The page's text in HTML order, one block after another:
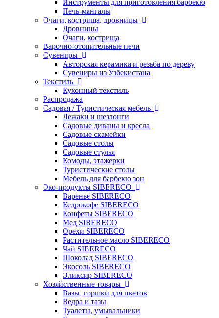
Инструменты для приготовления барбекю
Печь-мангалы
Очаги, кострища, дровницы
Дровницы
Очаги, кострища
Варочно-отопительные печи
Сувениры
Авторская керамика и резьба по дереву
Сувениры из Узбекистана
Текстиль
Кухонный текстиль
Распродажа
Садовая / Туристическая мебель
Лежаки и шезлонги
Садовые диваны и кресла
Садовые скамейки
Садовые столы
Садовые стулья
Комоды, этажерки
Туристические столы
Мебель для барбекю зон
Эко-продукты SIBERECO
Варенье SIBERECO
Кедрокофе SIBERECO
Конфеты SIBERECO
Мед SIBERECO
Орехи SIBERECO
Растительное масло SIBERECO
Чай SIBERECO
Шоколад SIBERECO
Экосоль SIBERECO
Эликсир SIBERECO
Хозяйственные товары
Вазы, горшки для цветов
Ведра и тазы
Туалеты, умывальники